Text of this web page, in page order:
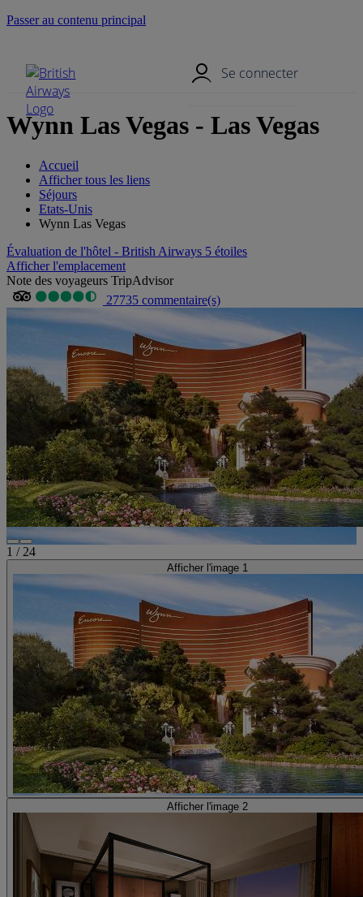
Passer au contenu principal
Se connecter
Wynn Las Vegas - Las Vegas
Accueil
Afficher tous les liens
Séjours
Etats-Unis
Wynn Las Vegas
Évaluation de l'hôtel - British Airways 5 étoiles
Afficher l'emplacement
Note des voyageurs TripAdvisor
27735 commentaire(s)
1 / 24
Afficher l'image 1
Afficher l'image 2